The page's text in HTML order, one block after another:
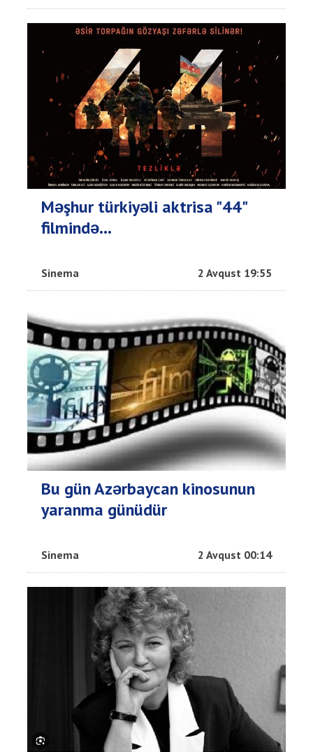
Məşhur türkiyəli aktrisa "44"
filmində...
Sinema 2 Avqust 19:55
Bu gün Azərbaycan kinosunun
yaranma günüdür
Sinema 2 Avqust 00:14